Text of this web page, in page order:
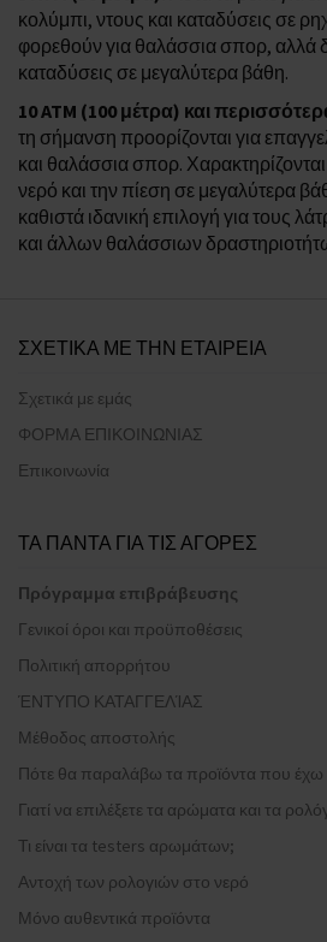
κολύμπι, ντους και καταδύσεις σε
φορεθούν για θαλάσσια σπορ, αλλά
καταδύσεις σε μεγαλύτερα βάθη.
10 ATM (100 μέτρα) και
τη σήμανση προορίζονται για
και θαλάσσια σπορ.
νερό και την πίεση σε μεγαλύτερα
καθιστά ιδανική επιλογή για τους
και άλλων θαλάσσιων
ΣΧΕΤΙΚΑ ΜΕ ΤΗΝ ΕΤΑΙΡΕΙΑ
Σχετικά με εμάς
ΦΟΡΜΑ ΕΠΙΚΟΙΝΩΝΙΑΣ
Επικοινωνία
ΤΑ ΠΑΝΤΑ ΓΙΑ ΤΙΣ ΑΓΟΡΕΣ
Πρόγραμμα επιβράβευσης
Γενικοί όροι και προϋποθέσεις
Πολιτική απορρήτου
ΈΝΤΥΠΟ ΚΑΤΑΓΓΕΛΊΑΣ
Μέθοδος αποστολής
Πότε θα παραλάβω τα προϊόντα που έχω
Γιατί να επιλέξετε τα αρώματα και τα
Τι είναι τα testers αρωμάτων;
Αντοχή των ρολογιών στο νερό
Μόνο αυθεντικά προϊόντα